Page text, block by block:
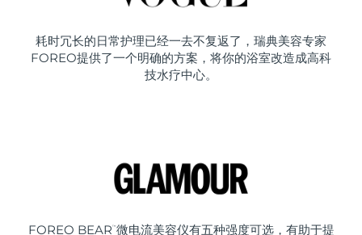
耗时冗长的日常护理已经一去不复返了，瑞典美容专家
FOREO提供了一个明确的方案，将你的浴室改造成高科
技水疗中心。
FOREO BEAR ™ 微电流美容仪有五种强度可选，有助于提